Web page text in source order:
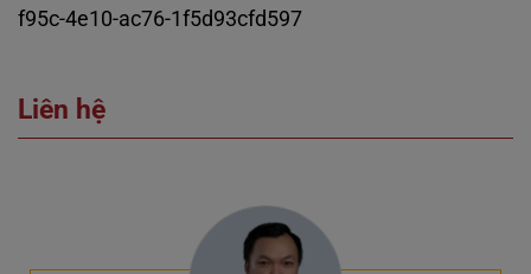
f95c-4e10-ac76-1f5d93cfd597
Liên hệ